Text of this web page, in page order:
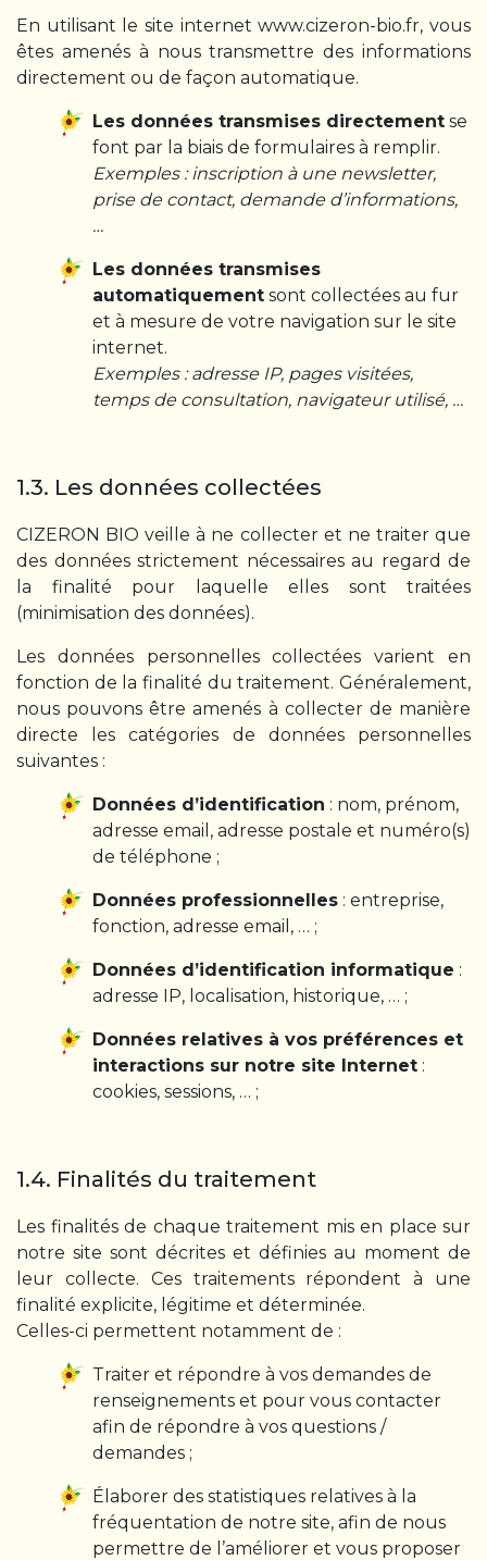
En utilisant le site internet www.cizeron-bio.fr, vous
êtes amenés à nous transmettre des informations
directement ou de façon automatique.
Les données transmises directement se
font par la biais de formulaires à remplir.
Exemples : inscription à une newsletter,
prise de contact, demande d’informations,
…
Les données transmises
automatiquement sont collectées au fur
et à mesure de votre navigation sur le site
internet.
Exemples : adresse IP, pages visitées,
temps de consultation, navigateur utilisé, …
1.3. Les données collectées
CIZERON BIO veille à ne collecter et ne traiter que
des données strictement nécessaires au regard de
la finalité pour laquelle elles sont traitées
(minimisation des données).
Les données personnelles collectées varient en
fonction de la finalité du traitement. Généralement,
nous pouvons être amenés à collecter de manière
directe les catégories de données personnelles
suivantes :
Données d’identification : nom, prénom,
adresse email, adresse postale et numéro(s)
de téléphone ;
Données professionnelles : entreprise,
fonction, adresse email, … ;
Données d’identification informatique :
adresse IP, localisation, historique, … ;
Données relatives à vos préférences et
interactions sur notre site Internet :
cookies, sessions, … ;
1.4. Finalités du traitement
Les finalités de chaque traitement mis en place sur
notre site sont décrites et définies au moment de
leur collecte. Ces traitements répondent à une
finalité explicite, légitime et déterminée.
Celles-ci permettent notamment de :
Traiter et répondre à vos demandes de
renseignements et pour vous contacter
afin de répondre à vos questions /
demandes ;
Élaborer des statistiques relatives à la
fréquentation de notre site, afin de nous
permettre de l’améliorer et vous proposer